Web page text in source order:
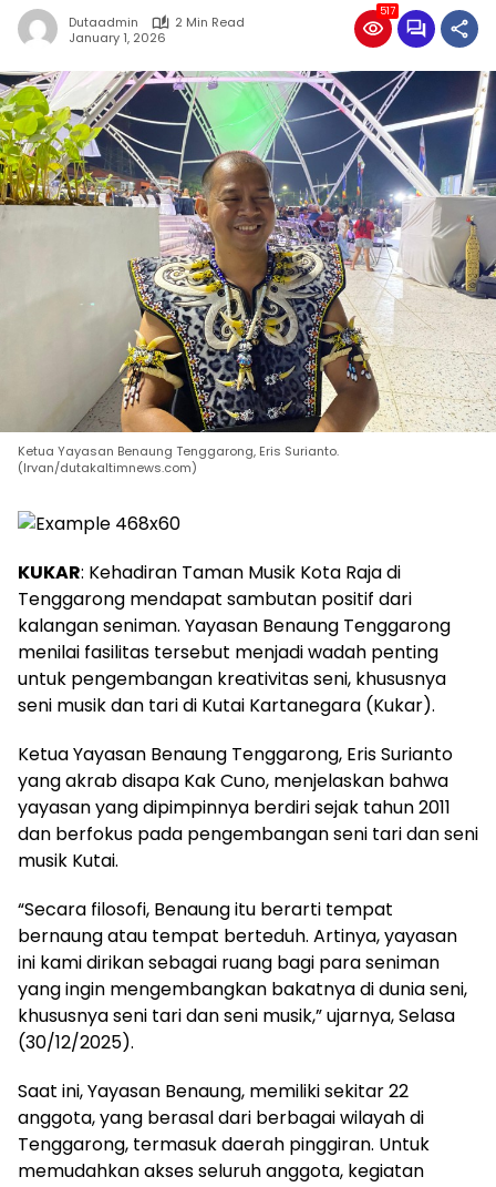
Dutaadmin
2 Min Read
January 1, 2026
517
Ketua Yayasan Benaung Tenggarong, Eris Surianto.
(Irvan/dutakaltimnews.com)
KUKAR: Kehadiran Taman Musik Kota Raja di
Tenggarong mendapat sambutan positif dari
kalangan seniman. Yayasan Benaung Tenggarong
menilai fasilitas tersebut menjadi wadah penting
untuk pengembangan kreativitas seni, khususnya
seni musik dan tari di Kutai Kartanegara (Kukar).
Ketua Yayasan Benaung Tenggarong, Eris Surianto
yang akrab disapa Kak Cuno, menjelaskan bahwa
yayasan yang dipimpinnya berdiri sejak tahun 2011
dan berfokus pada pengembangan seni tari dan seni
musik Kutai.
“Secara filosofi, Benaung itu berarti tempat
bernaung atau tempat berteduh. Artinya, yayasan
ini kami dirikan sebagai ruang bagi para seniman
yang ingin mengembangkan bakatnya di dunia seni,
khususnya seni tari dan seni musik,” ujarnya, Selasa
(30/12/2025).
Saat ini, Yayasan Benaung, memiliki sekitar 22
anggota, yang berasal dari berbagai wilayah di
Tenggarong, termasuk daerah pinggiran. Untuk
memudahkan akses seluruh anggota, kegiatan